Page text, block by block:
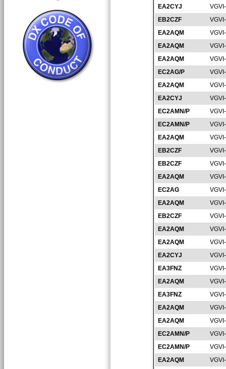
EA2CYJ
EB2CZF
EA2AQM
EA2AQM
EA2AQM
EC2AG/P
EA2AQM
EA2CYJ
EC2AMN/P
EC2AMN/P
EA2AQM
EB2CZF
EB2CZF
EA2AQM
EC2AG
EA2AQM
EB2CZF
EA2AQM
EA2AQM
EA2CYJ
EA3FNZ
EA2AQM
EA3FNZ
EA2AQM
EA2AQM
EC2AMN/P
EC2AMN/P
EA2AQM